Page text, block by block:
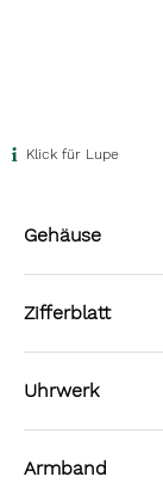
Klick für Lupe
Gehäuse
Zifferblatt
Uhrwerk
Armband